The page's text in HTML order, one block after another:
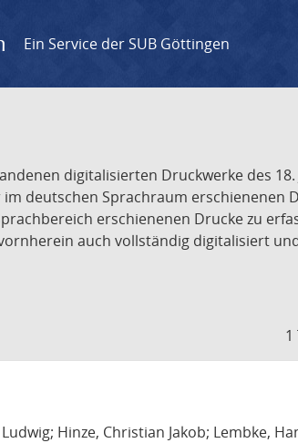
Ein Service der SUB Göttingen
digitalisierten Druckwerke des
deutschen Sprachraum erschienenen
erschienenen Drucke zu
auch vollständig digitalisiert
Hinze, Christian Jakob; Lembke,